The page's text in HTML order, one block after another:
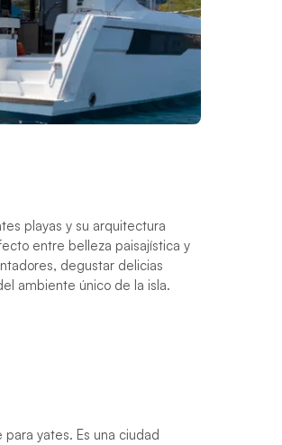
playas y su arquitectura
entre belleza paisajística y
degustar delicias
ambiente único de la isla.
yates. Es una ciudad